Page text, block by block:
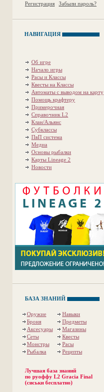
Регистрация Забыли пароль?
НАВИГАЦИЯ
Об игре
Начало игры
Расы и Классы
Квесты на Классы
Автоматы с выводом на карту
Помощь крафтеру
Примерочная
Справочник L2
Клан/Альянс
Субклассы
ПвП система
Медиа
Основы рыбалки
Карты Lineage 2
Новости
БАЗА ЗНАНИЙ
Оружие
Навыки
Броня
Предметы
Аксесуары
Магазины
Сеты
Квесты
Монстры
Расы
Рыбалка
Рецепты
Лучшая база знаний
по руоффу L2 Gracia Final
(сиськи бесплатно)